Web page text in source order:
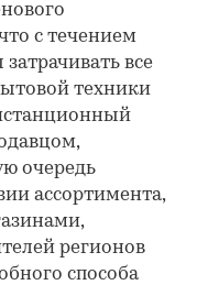
с течением
все
техники
очередь
ассортимента,
регионов
способа